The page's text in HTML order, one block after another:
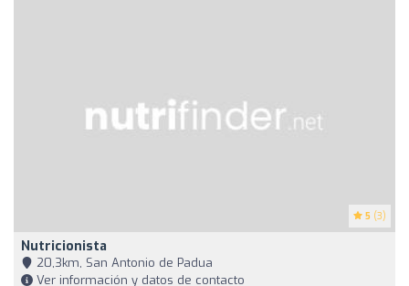
5 (3)
Nutricionista
20,3km, San Antonio de Padua
Ver información y datos de contacto